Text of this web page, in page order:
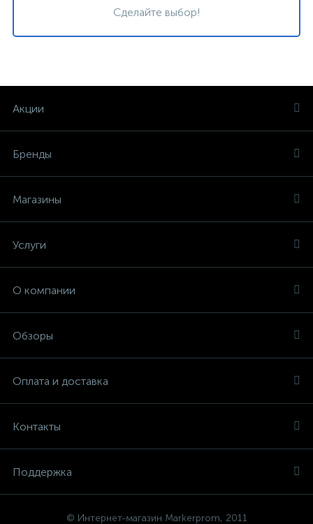
Сделайте выбор!
Акции
Бренды
Магазины
Услуги
О компании
Обзоры
Оплата и доставка
Контакты
Поддержка
© Интернет-магазин Markerprom, 2011